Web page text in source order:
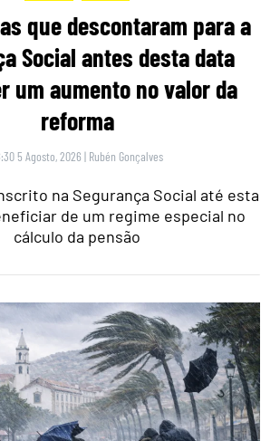
que descontaram para a
Social antes desta data
um aumento no valor da
reforma
5 Agosto, 2026 | Rubén Gonçalves
na Segurança Social até esta
de um regime especial no
cálculo da pensão